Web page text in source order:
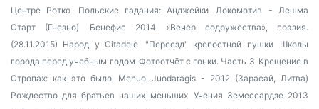
Центре Ротко Польские гадания: Анджейки
Локомотив - Лешма
Старт (Гнезно)
Бенефис 2014
«Вечер содружества», поэзия.
(28.11.2015) Народ у Citadele "Переезд" крепостной пушки
Школы
города перед учебным годом Фотоотчёт с гонки. Часть 3 Крещение в
Стропах: как это было
Menuo Juodaragis - 2012 (Зарасай, Литва)
Рождество для братьев наших меньших Учения Земессардзе 2013